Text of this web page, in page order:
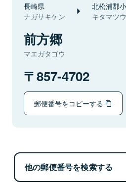
長崎県
ナガサキケン
北松浦郡
キタマツ
前方郷
マエガタゴウ
857-4702
郵便番号をコピーする
他の郵便番号を検索する